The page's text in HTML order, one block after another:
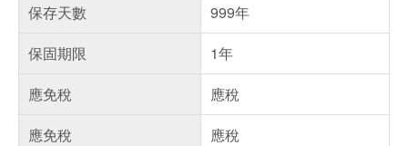
保存天數
999年
保固期限
1年
應免稅
應稅
應免稅
應稅